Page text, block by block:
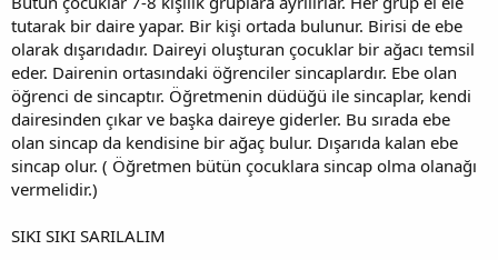
tutarak bir daire yapar. Bir kişi ortada bulunur. Birisi de ebe
olarak dışarıdadır. Daireyi oluşturan çocuklar bir ağacı temsil
eder. Dairenin ortasındaki öğrenciler sincaplardır. Ebe olan
öğrenci de sincaptır. Öğretmenin düdüğü ile sincaplar, kendi
dairesinden çıkar ve başka daireye giderler. Bu sırada ebe
olan sincap da kendisine bir ağaç bulur. Dışarıda kalan ebe
sincap olur. ( Öğretmen bütün çocuklara sincap olma olanağı
vermelidir.)
SIKI SIKI SARILALIM